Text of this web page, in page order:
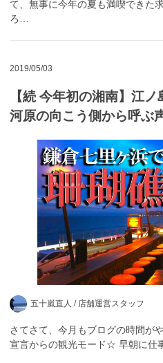
て、無事に今年の夏も満喫できた
ろ…
2019/05/03
【続 今年初の湘南】江ノ
河原の向こう側から呼ぶ
五十嵐直人 / 店舗運営スタッフ
さてさて、今月もブログの時間が
宣言からの観光モード☆ 早朝に仕